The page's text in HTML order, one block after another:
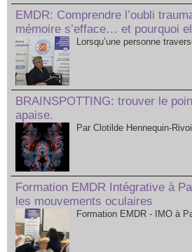
EMDR: Comprendre l’oubli
mémoire s’efface… et pourquoi
Lorsqu’une personne
BRAINSPOTTING: trouver le
apaise.
Par Clotilde Hennequin-
Formation EMDR Intégrative à
les mouvements oculaires
Formation EMDR - IMO à